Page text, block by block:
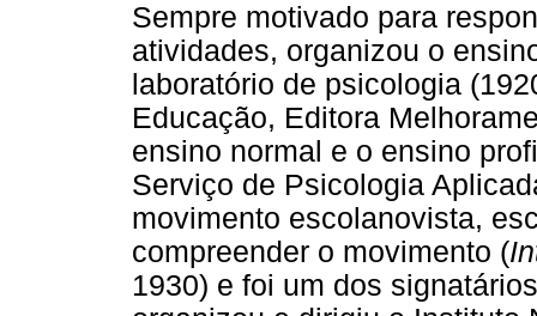
Sempre motivado para
atividades, organizou o
laboratório de psicologia
Educação, Editora
ensino normal e o ensino
Serviço de Psicologia
movimento escolanovista,
compreender o movimento (
1930) e foi um dos